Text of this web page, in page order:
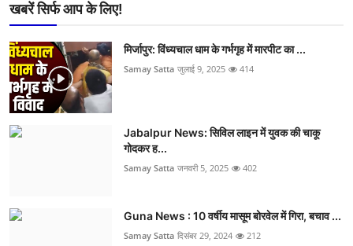
खबरें सिर्फ आप के लिए!
मिर्जापुर: विंध्यचाल धाम के गर्भगृह में मारपीट का ...
Samay Satta जुलाई 9, 2025 414
Jabalpur News: सिविल लाइन में युवक की चाकू
गोदकर ह...
Samay Satta जनवरी 5, 2025 402
Guna News : 10 वर्षीय मासूम बोरवेल में गिरा, बचाव ...
Samay Satta दिसंबर 29, 2024 212